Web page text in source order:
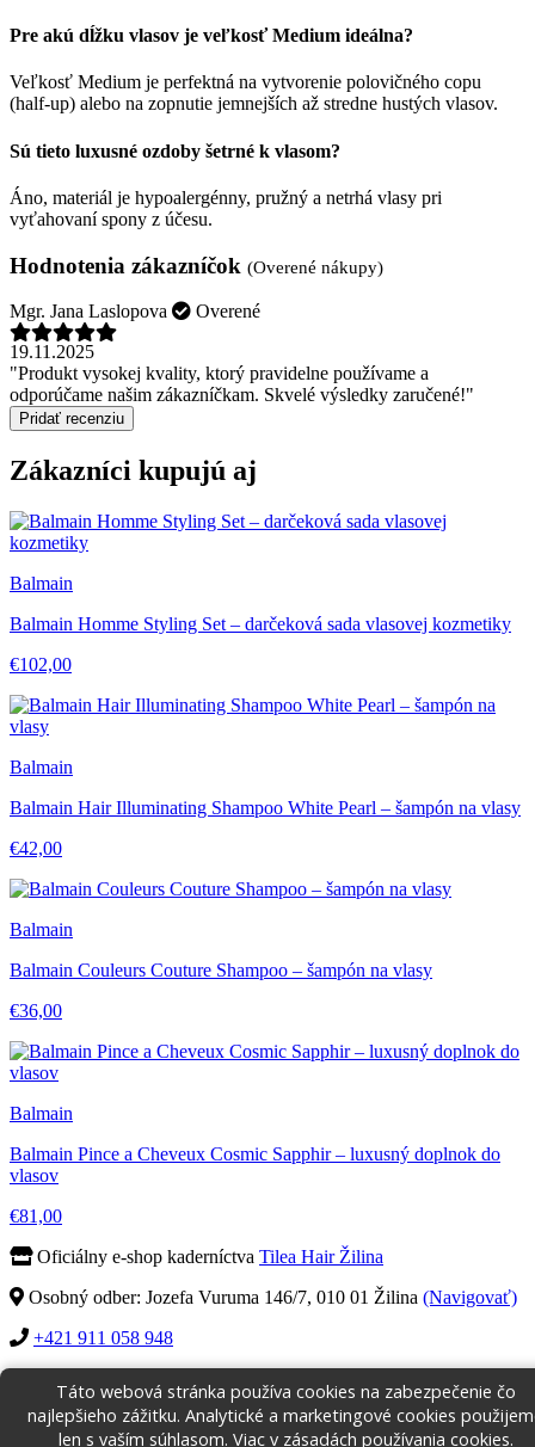
Pre akú dĺžku vlasov je veľkosť Medium ideálna?
Veľkosť Medium je perfektná na vytvorenie polovičného copu
(half-up) alebo na zopnutie jemnejších až stredne hustých vlasov.
Sú tieto luxusné ozdoby šetrné k vlasom?
Áno, materiál je hypoalergénny, pružný a netrhá vlasy pri
vyťahovaní spony z účesu.
Hodnotenia zákazníčok (Overené nákupy)
Mgr. Jana Laslopova
Overené
19.11.2025
"Produkt vysokej kvality, ktorý pravidelne používame a
odporúčame našim zákazníčkam. Skvelé výsledky zaručené!"
Pridať recenziu
Zákazníci kupujú aj
Balmain
Balmain Homme Styling Set – darčeková sada vlasovej kozmetiky
€102,00
Balmain
Balmain Hair Illuminating Shampoo White Pearl – šampón na vlasy
€42,00
Balmain
Balmain Couleurs Couture Shampoo – šampón na vlasy
€36,00
Balmain
Balmain Pince a Cheveux Cosmic Sapphir – luxusný doplnok do
vlasov
€81,00
Oficiálny e-shop kaderníctva Tilea Hair Žilina
Osobný odber: Jozefa Vuruma 146/7, 010 01 Žilina (Navigovať)
+421 911 058 948
Autorizovaný predajca
Obchodné podmienky Vrátenie tovaru Cookies
Táto webová stránka používa cookies na zabezpečenie čo
najlepšieho zážitku. Analytické a marketingové cookies
len s vaším súhlasom. Viac v zásadách používania cookies.